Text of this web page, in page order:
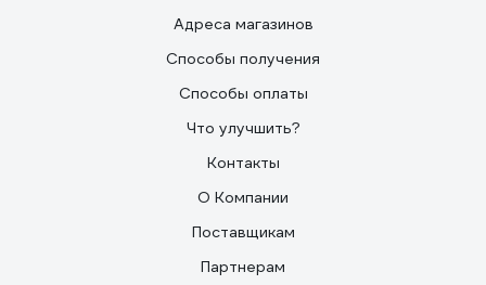
Адреса магазинов
Способы получения
Способы оплаты
Что улучшить?
Контакты
О Компании
Поставщикам
Партнерам